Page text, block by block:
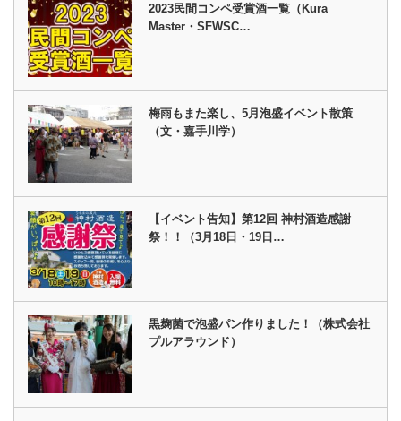
2023民間コンペ受賞酒一覧（Kura
Master・SFWSC…
梅雨もまた楽し、5月泡盛イベント散策
（文・嘉手川学）
【イベント告知】第12回 神村酒造感謝
祭！！（3月18日・19日…
黒麹菌で泡盛パン作りました！（株式会社
プルアラウンド）